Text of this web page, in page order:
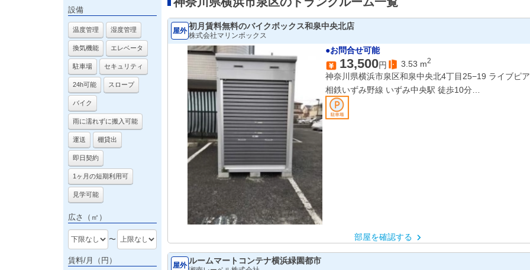
設備
温度管理 湿度管理
換気機能 エレベータ
駐車場 セキュリティ
24h可能 スロープ
バイク
雨に濡れずに搬入可能
運送 棚貸出
即日契約
1ヶ月の短期利用可
見学可能
広さ（㎡）
〜
賃料/月（円）
屋外 初月賃料無料のバイクボックス和泉中央北店
株式会社マリンボックス
●お問合せ可能
13,500円 3.53 m2
神奈川県横浜市泉区和泉中央北4丁目25−19 ライブピ
相鉄いずみ野線 いずみ中央駅 徒歩10分
部屋を確認する
屋外 ルームマートコンテナ横浜緑園都市